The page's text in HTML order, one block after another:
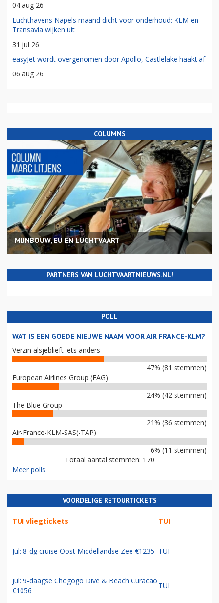
04 aug 26
Luchthavens Napels maand dicht voor onderhoud: KLM en
Transavia wijken uit
31 jul 26
easyJet wordt overgenomen door Apollo, Castlelake haakt af
06 aug 26
COLUMNS
MIJNBOUW, EU EN LUCHTVAART
PARTNERS VAN LUCHTVAARTNIEUWS.NL!
POLL
WAT IS EEN GOEDE NIEUWE NAAM VOOR AIR FRANCE-KLM?
Verzin alsjeblieft iets anders
47% (81 stemmen)
European Airlines Group (EAG)
24% (42 stemmen)
The Blue Group
21% (36 stemmen)
Air-France-KLM-SAS(-TAP)
6% (11 stemmen)
Totaal aantal stemmen: 170
Meer polls
VOORDELIGE RETOURTICKETS
TUI vliegtickets TUI
Jul: 8-dg cruise Oost Middellandse Zee €1235 TUI
Jul: 9-daagse Chogogo Dive & Beach Curacao
€1056
TUI